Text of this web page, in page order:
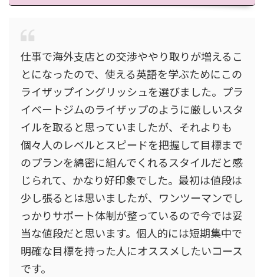
仕事で海外支店との交渉ややり取りが増えるこ
とになったので、使える英語を学ぶためにこの
ライザップイングリッシュを選びました。プラ
イベートジムのライザップのように厳しいスタ
イルを取ると思っていましたが、それよりも
個々人のレベルとスピードを把握して目標まで
のプランを綿密に組んでくれるスタイルだと感
じられて、かなり好印象でした。最初は値段は
少し張るとは思いましたが、ワンツーマンでし
っかりサポート体制が整っているので今では妥
当な値段だと思います。個人的には短期集中で
明確な目標を持った人にオススメしたいコース
です。